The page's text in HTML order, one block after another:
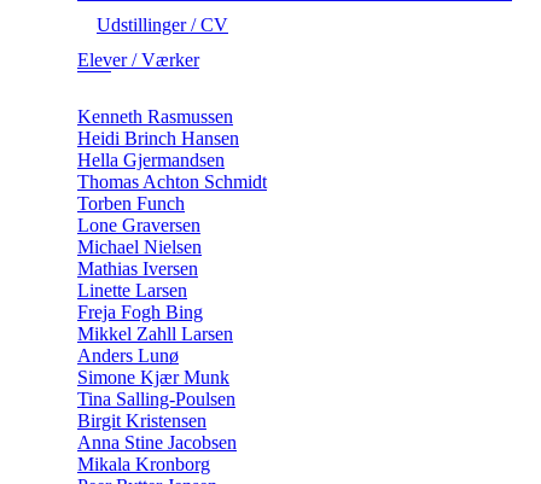
Udstillinger / CV
Elever / Værker
Kenneth Rasmussen
Heidi Brinch Hansen
Hella Gjermandsen
Thomas Achton Schmidt
Torben Funch
Lone Graversen
Michael Nielsen
Mathias Iversen
Linette Larsen
Freja Fogh Bing
Mikkel Zahll Larsen
Anders Lunø
Simone Kjær Munk
Tina Salling-Poulsen
Birgit Kristensen
Anna Stine Jacobsen
Mikala Kronborg